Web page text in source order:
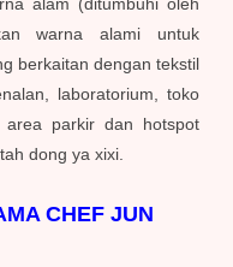
alam (ditumbuhi oleh
warna alami untuk
berkaitan dengan tekstil
laboratorium, toko
area parkir dan hotspot
dong ya xixi.
CHEF JUN